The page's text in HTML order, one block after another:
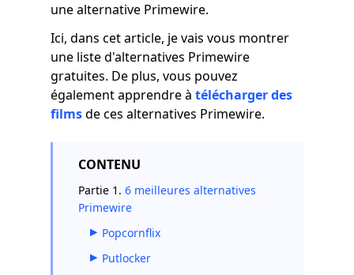
une alternative Primewire.
Ici, dans cet article, je vais vous montrer
une liste d'alternatives Primewire
gratuites. De plus, vous pouvez
également apprendre à télécharger des
filmsde ces alternatives Primewire.
CONTENU
Partie 1. 6 meilleures alternatives
Primewire
Popcornflix
Putlocker